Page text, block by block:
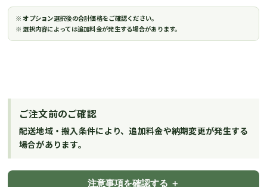
※ オプション選択後の合計価格をご確認ください。
※ 選択内容によっては追加料金が発生する場合があります。
ご注文前のご確認
配送地域・搬入条件により、追加料金や納期変更が発生する
場合があります。
注意事項を確認する